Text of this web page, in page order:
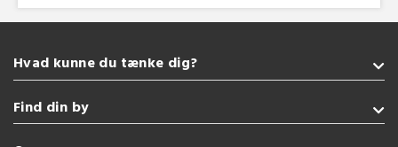
Hvad kunne du tænke dig?
Takeaway
Burger
Find din by
Sønderborg